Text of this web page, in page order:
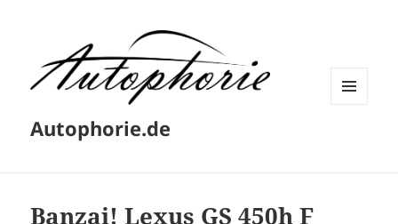
Autophorie.de
Banzai! Lexus GS 450h F